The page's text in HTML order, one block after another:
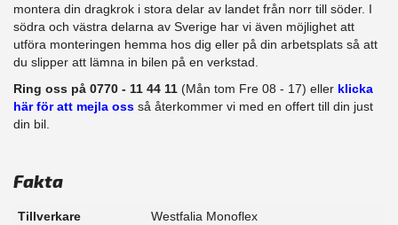
montera din dragkrok i stora delar av landet från norr till söder. I
södra och västra delarna av Sverige har vi även möjlighet att​
utföra monteringen hemma hos dig eller på din arbetsplats så att
du slipper att lämna in bilen på en verkstad.
Ring oss på 0770 - 11 44 11 (Mån tom Fre 08 - 17) eller klicka
här för att mejla oss så återkommer vi med en offert till din just
din bil.
Fakta
Tillverkare
Westfalia Monoflex